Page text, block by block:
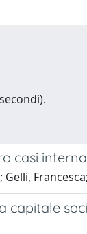
casi
capitale